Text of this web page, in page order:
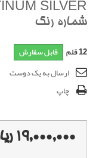
شماره رنگ
12قلم قابل سفارش
ارسال به یک دوست
چاپ
19,000,000 ریال